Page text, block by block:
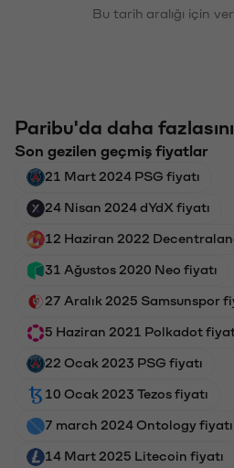
Bu tarih aralığı için
Paribu'da daha
Son gezilen geçmiş fiyatlar
21 Mart 2024 PSG fiyatı
24 Nisan 2024 dYdX fiyatı
12 Haziran 2022
31 Ağustos 2020 Neo fiyatı
27 Aralık 2025 Samsunspor
5 Haziran 2021 Polkadot
22 Ocak 2023 PSG fiyatı
10 Ocak 2023 Tezos fiyatı
7 march 2024 Ontology fiyatı
14 Mart 2025 Litecoin fiyatı